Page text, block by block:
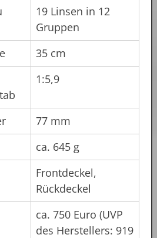
19 Linsen in 12
Gruppen
35 cm
1:5,9
77 mm
ca. 645 g
Frontdeckel,
Rückdeckel
ca. 750 Euro (UVP
des Herstellers: 919